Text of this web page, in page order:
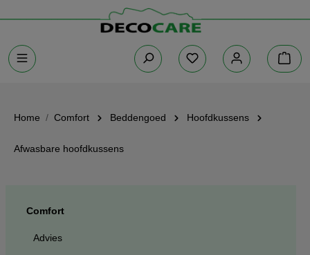
Home Comfort Beddengoed Hoofdkussens
Afwasbare hoofdkussens
Comfort
Advies